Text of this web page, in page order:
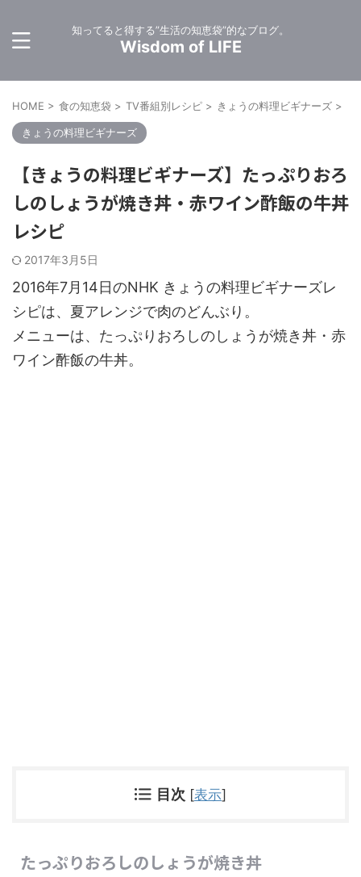
知ってると得する”生活の知恵袋”的なブログ。
Wisdom of LIFE
HOME > 食の知恵袋 > TV番組別レシピ > きょうの料理ビギナーズ >
きょうの料理ビギナーズ
【きょうの料理ビギナーズ】たっぷりおろ
しのしょうが焼き丼・赤ワイン酢飯の牛丼
レシピ
2017年3月5日
2016年7月14日のNHK きょうの料理ビギナーズレ
シピは、夏アレンジで肉のどんぶり。
メニューは、たっぷりおろしのしょうが焼き丼・赤
ワイン酢飯の牛丼。
目次 [表示]
たっぷりおろしのしょうが焼き丼